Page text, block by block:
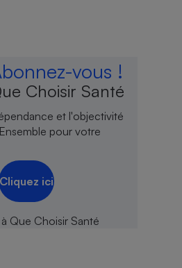
vous !
Choisir Santé
et l'objectivité
pour votre
ici